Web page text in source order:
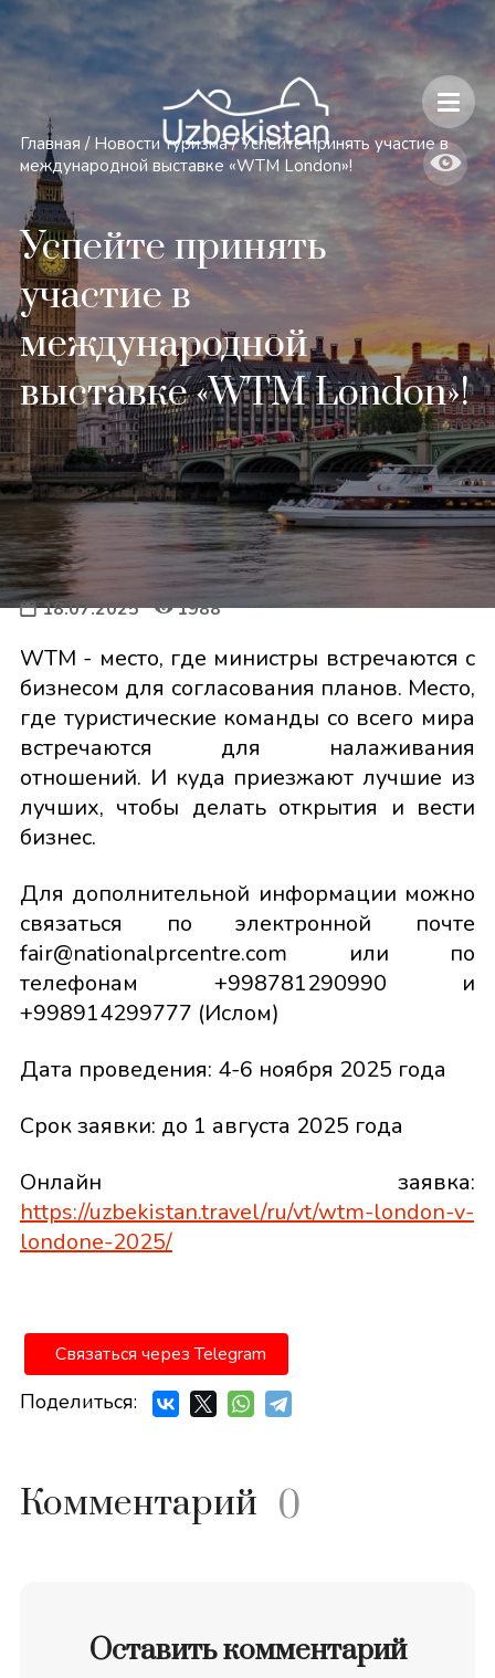
Безопасность и особенности путешествий по Узбекистану
Главная / Новости туризма / Успейте принять участие в
международной выставке «WTM London»!
Успейте принять
участие в
международной
выставке «WTM London»!
18.07.2025 1988
WTM - место, где министры встречаются с
бизнесом для согласования планов. Место,
где туристические команды со всего мира
встречаются для налаживания
отношений. И куда приезжают лучшие из
лучших, чтобы делать открытия и вести
бизнес.
Для дополнительной информации можно
связаться по электронной почте
fair@nationalprcentre.com или по
телефонам +998781290990 и
+998914299777 (Ислом)
Дата проведения: 4-6 ноября 2025 года
Срок заявки: до 1 августа 2025 года
Онлайн заявка:
https://uzbekistan.travel/ru/vt/wtm-london-v-
londone-2025/
Связаться через Telegram
Поделиться:
Комментарий 0
Оставить комментарий